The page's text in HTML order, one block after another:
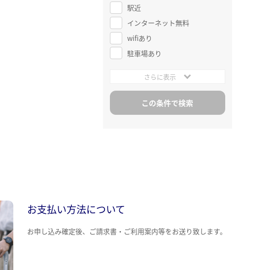
駅近
インターネット無料
wifiあり
駐車場あり
さらに表示
お支払い方法について
お申し込み確定後、ご請求書・ご利用案内等をお送り致します。